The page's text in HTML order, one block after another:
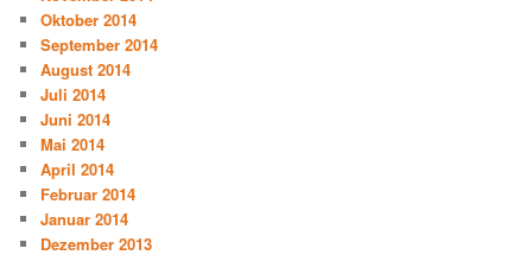
Oktober 2014
September 2014
August 2014
Juli 2014
Juni 2014
Mai 2014
April 2014
Februar 2014
Januar 2014
Dezember 2013